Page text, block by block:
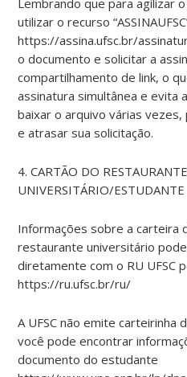
utilizar o recurso
https://assina.ufsc.br/
o documento e solicitar a
compartilhamento de link, o
assinatura simultânea e evita
baixar o arquivo várias
e atrasar sua solicitação.
4. CARTÃO DO RESTAURANTE
UNIVERSITÁRIO/ESTUDANTE
Informações sobre a carteira
restaurante universitário
diretamente com o RU UFSC
https://ru.ufsc.br/ru/
A UFSC não emite carteirinha
você pode encontrar
documento do estudante